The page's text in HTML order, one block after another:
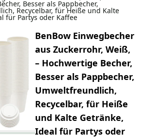
Besser als Pappbecher,
Recycelbar, für Heiße und Kalte
für Partys oder Kaffee
BenBow Einwegbecher
aus Zuckerrohr, Weiß,
– Hochwertige Becher,
Besser als Pappbecher,
Umweltfreundlich,
Recycelbar, für Heiße
und Kalte Getränke,
Ideal für Partys oder